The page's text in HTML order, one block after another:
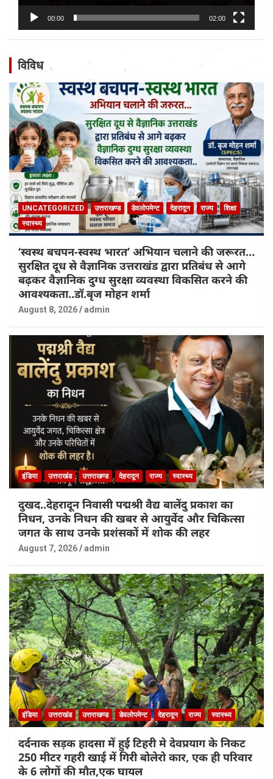
00:00 02:00
विविध
UNCATEGORIZED उत्तराखण्ड डेवलोपमेन्ट देहरादून राज्य
शिक्षा
स्वास्थ्य
‘स्वस्थ बचपन-स्वस्थ भारत’ अभियान चलाने की जरूरत…
सुरक्षित दूध से वैज्ञानिक उत्तराखंड द्वारा प्रतिबंध से आगे
बढ़कर वैज्ञानिक दुग्ध सुरक्षा व्यवस्था विकसित करने की
आवश्यकता..डॉ.बृज मोहन शर्मा
August 8, 2026 admin
इंडिया उत्तराखंड उत्तराखण्ड देहरादून राज्य स्वास्थ्य
दुखद..देहरादून निवासी पद्मश्री वैद्य बालेंदु प्रकाश का
निधन, उनके निधन की खबर से आयुर्वेद और चिकित्सा
जगत के साथ उनके प्रशंसकों में शोक की लहर
August 7, 2026 admin
इंडिया उत्तराखंड उत्तराखण्ड डेवलोपमेन्ट देहरादून राज्य स्वास्थ्य
दर्दनाक सड़क हादसा में हुई टिहरी मे देवप्रयाग के निकट
250 मीटर गहरी खाई में गिरी बोलेरो कार, एक ही परिवार
के 6 लोगों की मौत,एक घायल